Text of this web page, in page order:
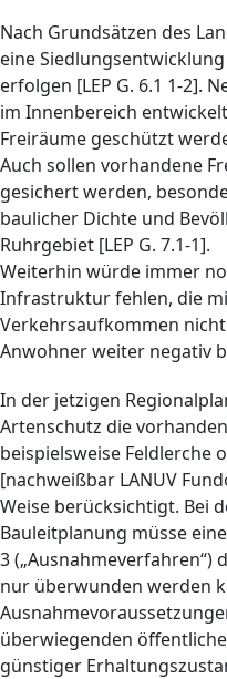
Nach Grundsätzen des
eine
erfolgen [LEP G. 6.1 1-2].
im Innenbereich
Freiräume geschützt
Auch sollen vorhandene
gesichert werden,
baulicher Dichte und
Ruhrgebiet [LEP G. 7.1-1].
Weiterhin würde immer
Infrastruktur fehlen, die
Verkehrsaufkommen
Anwohner weiter negativ
In der jetzigen
Artenschutz die
beispielsweise Feldlerche
[nachweißbar LANUV
Weise berücksichtigt. Bei
Bauleitplanung müsse
3
nur überwunden werden
überwiegenden
günstiger